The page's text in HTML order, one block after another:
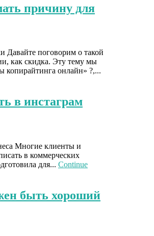
причину для
Давайте поговорим о такой
как скидка. Эту тему мы
копирайтинга онлайн» ?,...
в инстаграм
Многие клиенты и
в коммерческих
для... Continue
быть хороший